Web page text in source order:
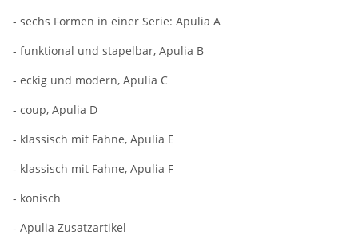
- sechs Formen in einer Serie: Apulia A
- funktional und stapelbar, Apulia B
- eckig und modern, Apulia C
- coup, Apulia D
- klassisch mit Fahne, Apulia E
- klassisch mit Fahne, Apulia F
- konisch
- Apulia Zusatzartikel